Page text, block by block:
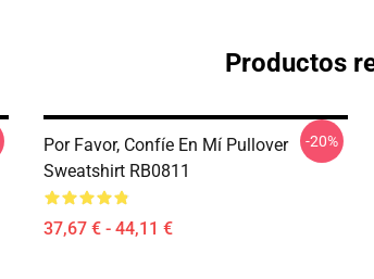
Productos
Por Favor, Confíe En Mí Pullover
Sweatshirt RB0811
37,67 € - 44,11 €
-20%